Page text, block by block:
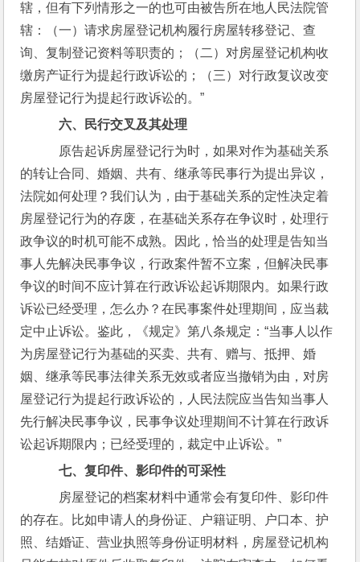
辖，但有下列情形之一的也可由被告所在地人民法院管
辖：（一）请求房屋登记机构履行房屋转移登记、查
询、复制登记资料等职责的；（二）对房屋登记机构收
缴房产证行为提起行政诉讼的；（三）对行政复议改变
房屋登记行为提起行政诉讼的。”
六、民行交叉及其处理
原告起诉房屋登记行为时，如果对作为基础关系
的转让合同、婚姻、共有、继承等民事行为提出异议，
法院如何处理？我们认为，由于基础关系的定性决定着
房屋登记行为的存废，在基础关系存在争议时，处理行
政争议的时机可能不成熟。因此，恰当的处理是告知当
事人先解决民事争议，行政案件暂不立案，但解决民事
争议的时间不应计算在行政诉讼起诉期限内。如果行政
诉讼已经受理，怎么办？在民事案件处理期间，应当裁
定中止诉讼。鉴此，《规定》第八条规定：“当事人以作
为房屋登记行为基础的买卖、共有、赠与、抵押、婚
姻、继承等民事法律关系无效或者应当撤销为由，对房
屋登记行为提起行政诉讼的，人民法院应当告知当事人
先行解决民事争议，民事争议处理期间不计算在行政诉
讼起诉期限内；已经受理的，裁定中止诉讼。”
七、复印件、影印件的可采性
房屋登记的档案材料中通常会有复印件、影印件
的存在。比如申请人的身份证、户籍证明、户口本、护
照、结婚证、营业执照等身份证明材料，房屋登记机构